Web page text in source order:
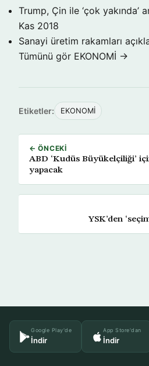
Trump, Çin ile ‘çok yakında’
Kas 2018
Sanayi üretim rakamları
Tümünü gör EKONOMİ →
Etiketler: EKONOMİ
← ÖNCEKI
ABD ‘Kudüs Büyükelçiliği’
yapacak
YSK’den
Google Play'de
İndir
App Store'dan
İndir